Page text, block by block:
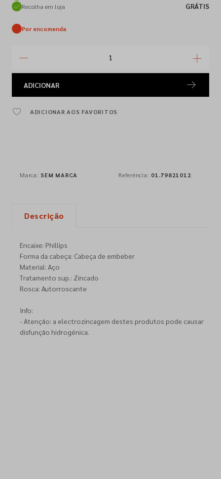
Recolha em loja
GRÁTIS
Por encomenda
ADICIONAR
ADICIONAR AOS FAVORITOS
Marca: SEM MARCA Referência: 01.79821012
Descrição
Encaixe: Phillips
Forma da cabeça: Cabeça de embeber
Material: Aço
Tratamento sup.: Zincado
Rosca: Autorroscante
Info:
- Atenção: a electrozincagem destes produtos pode causar
disfunção hidrogénica.